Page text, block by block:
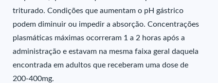
triturado. Condições que aumentam o pH gástrico
podem diminuir ou impedir a absorção. Concentrações
plasmáticas máximas ocorreram 1 a 2 horas após a
administração e estavam na mesma faixa geral daquela
encontrada em adultos que receberam uma dose de
200-400mg.